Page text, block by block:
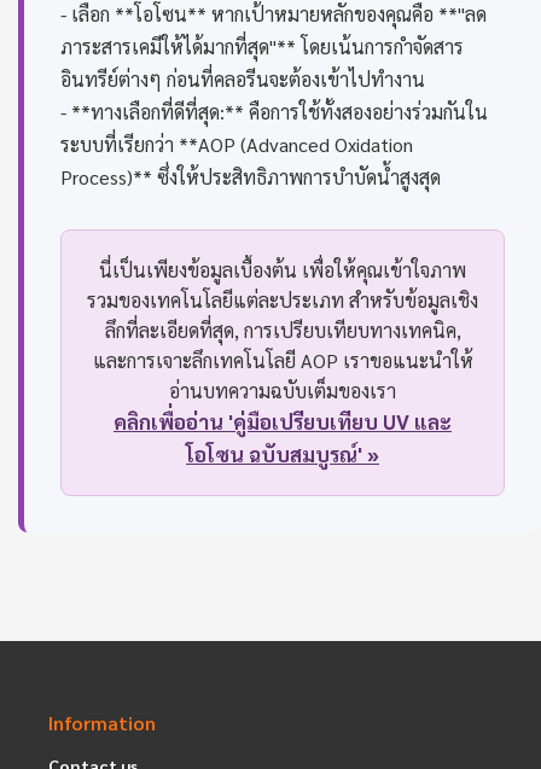
- เลือก **โอโซน** หากเป้าหมายหลักของคุณคือ **"ลด
ภาระสารเคมีให้ได้มากที่สุด"** โดยเน้นการกำจัดสาร
อินทรีย์ต่างๆ ก่อนที่คลอรีนจะต้องเข้าไปทำงาน
- **ทางเลือกที่ดีที่สุด:** คือการใช้ทั้งสองอย่างร่วมกันใน
ระบบที่เรียกว่า **AOP (Advanced Oxidation
Process)** ซึ่งให้ประสิทธิภาพการบำบัดน้ำสูงสุด
นี่เป็นเพียงข้อมูลเบื้องต้น เพื่อให้คุณเข้าใจภาพ
รวมของเทคโนโลยีแต่ละประเภท สำหรับข้อมูลเชิง
ลึกที่ละเอียดที่สุด, การเปรียบเทียบทางเทคนิค,
และการเจาะลึกเทคโนโลยี AOP เราขอแนะนำให้
อ่านบทความฉบับเต็มของเรา
คลิกเพื่ออ่าน 'คู่มือเปรียบเทียบ UV และ
โอโซน ฉบับสมบูรณ์' »
Information